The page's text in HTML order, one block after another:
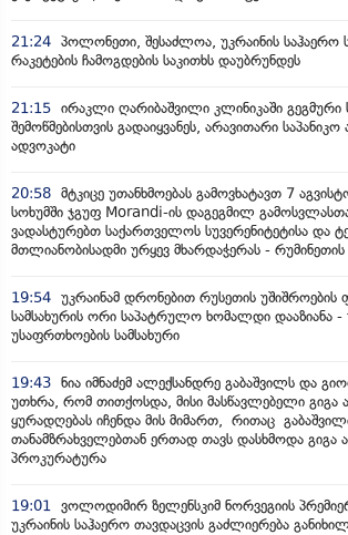
21:24 პოლონეთი, შესაძლოა, უკრაინის საჰაერო
რაკეტების ჩამოგდების საკითხს დაუბრუნდეს
21:15 ირაკლი ღარიბაშვილი კლინიკაში გეგმური
შემოწმებისთვის გადაიყვანეს, არავითარი
ადვოკატი
20:58 მტკიცე უთანხმოებას გამოვხატავთ 7
სოხუმში ჯგუფ Morandi-ის დაგეგმილ
ვადასტურებთ საქართველოს სუვერენიტეტისა და
მთლიანობისადმი ურყევ მხარდაჭერას - რუმინეთის
19:54 უკრაინამ დრონებით რუსეთის
სამსახურის ორი საპატრულო ხომალდი დააზიანა -
უსაფრთხოების სამსახური
19:43 ნია იმნაძემ ალექსანდრე გაბაშვილს და
უთხრა, რომ თითქოსდა, მისი მასწავლებელი გიგა
ყურადღებას იჩენდა მის მიმართ, რითაც
თანამზრახველებთან ერთად თავს დასხმოდა გიგა
პროკურატურა
19:01 ვოლოდიმირ ზელენსკიმ ნორვეგიის
უკრაინის საჰაერო თავდაცვის გაძლიერება